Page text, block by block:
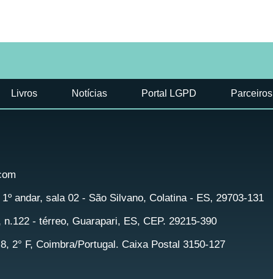
Livros Notícias Portal LGPD Parceiros
andar, sala 02 - São Silvano, Colatina - ES, 29703-131
- térreo, Guarapari, ES, CEP. 29215-390
2° F, Coimbra/Portugal. Caixa Postal 3150-127